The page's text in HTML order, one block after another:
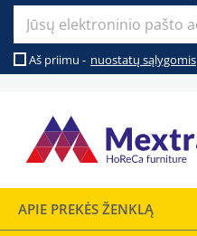
Aš priimu - nuostatų sąlygomis
APIE PREKĖS ŽENKLĄ